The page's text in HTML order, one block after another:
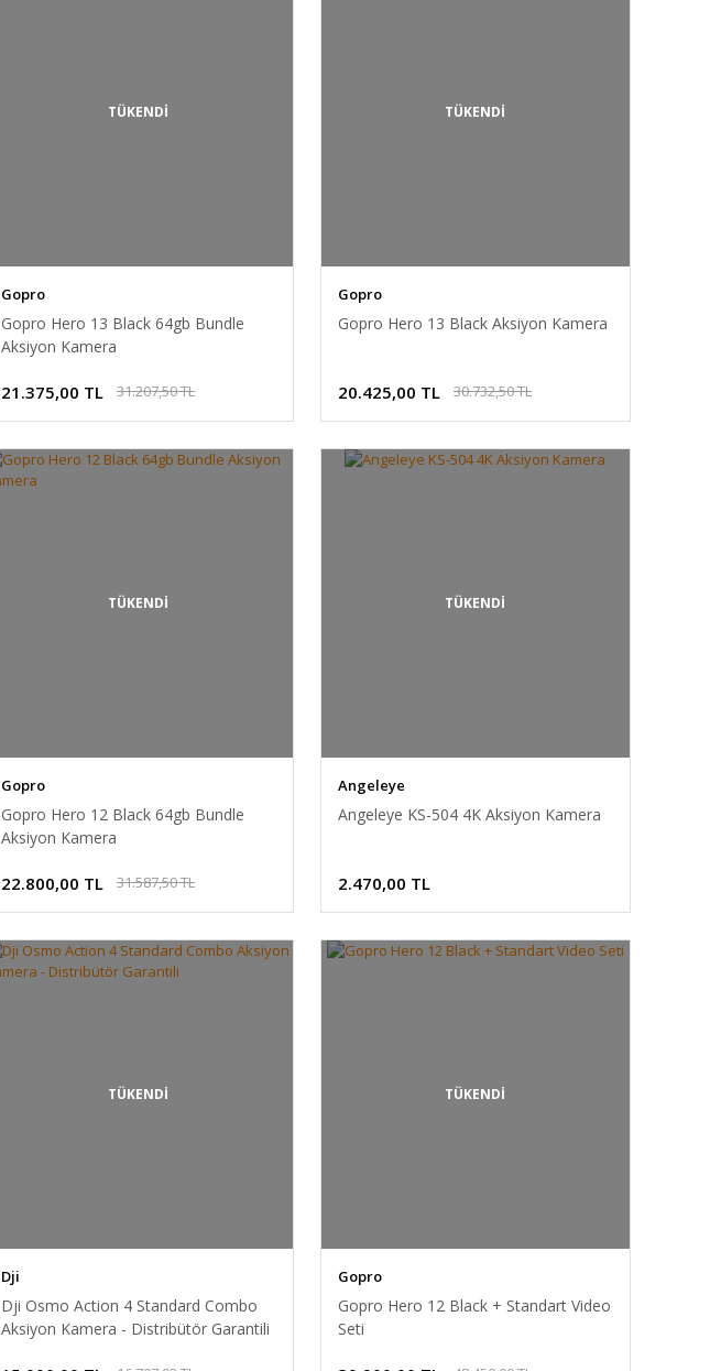
TÜKENDİ
Gopro
Gopro Hero 13 Black 64gb Bundle
Aksiyon Kamera
21.375,00 TL 31.207,50 TL
TÜKENDİ
Gopro
Gopro Hero 13 Black Aksiyon Kamera
20.425,00 TL 30.732,50 TL
TÜKENDİ
Gopro
Gopro Hero 12 Black 64gb Bundle
Aksiyon Kamera
22.800,00 TL 31.587,50 TL
TÜKENDİ
Angeleye
Angeleye KS-504 4K Aksiyon Kamera
2.470,00 TL
TÜKENDİ
Dji
Dji Osmo Action 4 Standard Combo
Aksiyon Kamera - Distribütör Garantili
TÜKENDİ
Gopro
Gopro Hero 12 Black + Standart Video
Seti